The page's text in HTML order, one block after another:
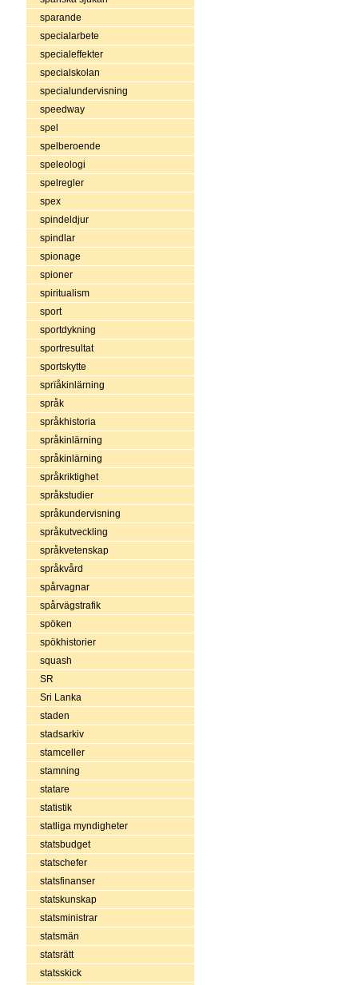
sparande
specialarbete
specialeffekter
specialskolan
specialundervisning
speedway
spel
spelberoende
speleologi
spelregler
spex
spindeldjur
spindlar
spionage
spioner
spiritualism
sport
sportdykning
sportresultat
sportskytte
sprïåkinlärning
språk
språkhistoria
språkinlärning
språkinlärning
språkriktighet
språkstudier
språkundervisning
språkutveckling
språkvetenskap
språkvård
spårvagnar
spårvägstrafik
spöken
spökhistorier
squash
SR
Sri Lanka
staden
stadsarkiv
stamceller
stamning
statare
statistik
statliga myndigheter
statsbudget
statschefer
statsfinanser
statskunskap
statsministrar
statsmän
statsrätt
statsskick